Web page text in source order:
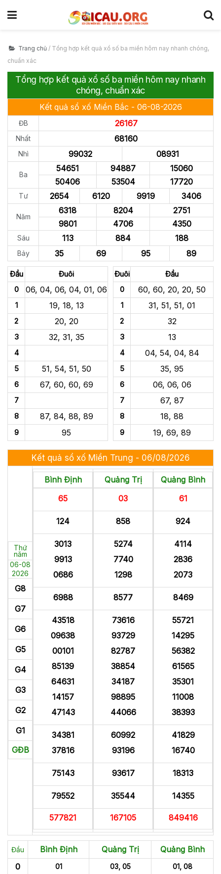
Trang chủ / Tổng hợp kết quả xổ số ba miền hôm nay nhanh chóng,
chuẩn xác
Tổng hợp kết quả xổ số ba miền hôm nay nhanh
chóng, chuẩn xác
Kết quả sổ xố Miền Bắc - 06-08-2026
ĐB 26167
Nhất 68160
Nhì 99032 08931
Ba
54651 94887
15060
50406
53504 17720
Tư 2654 6120 9919 3406
Năm
6318 8204
2751
9801
4706 4350
Sáu 113 884 188
Bảy 35 69 95 89
Đầu
Đuôi
0
06, 04, 06, 04, 01, 06
1 19, 18, 13
2 20, 20
3 32, 31, 35
4
5
51, 54, 51, 50
6 67, 60, 60, 69
7
8
87, 84, 88, 89
9 95
Đuôi
Đầu
0
60, 60, 20, 20, 50
1 31, 51, 51, 01
2 32
3 13
4 04, 54, 04, 84
5 35, 95
6 06, 06, 06
7 67, 87
8 18, 88
9 19, 69, 89
Kết quả sổ xố Miền Trung - 06/08/2026
Thứ
năm
06-08
2026
G8
G7
G6
G5
G4
G3
G2
G1
GĐB
Bình Định
65
124
3013
9913
0686
6988
43518
09638
00101
85139
64631
14157
47143
34381
37816
75143
79552
577821
Quảng Trị
03
858
5274
7740
1298
8577
73616
93729
82787
38854
34187
98895
44066
60992
93196
93617
35544
167105
Quảng Bình
61
924
4114
2836
2073
8469
55721
14295
56382
61565
35301
11008
38393
41829
16740
18313
14355
849416
Đầu Bình Định Quảng Trị
Quảng Bình
0
01 03, 05 01, 08